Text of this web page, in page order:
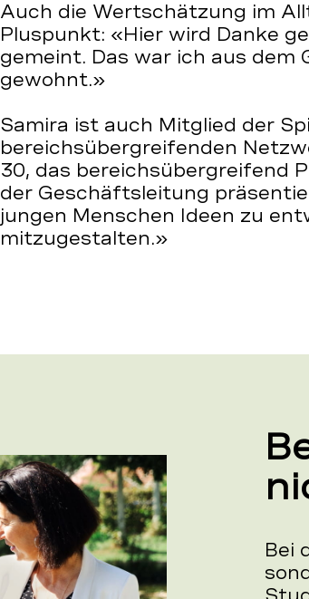
Auch die Wertschätzung im
Pluspunkt: «Hier wird Danke
gemeint. Das war ich aus dem
gewohnt.»
Samira ist auch Mitglied der
bereichsübergreifenden
30, das bereichsübergreifend
der Geschäftsleitung
jungen Menschen Ideen zu
mitzugestalten.»
Bei